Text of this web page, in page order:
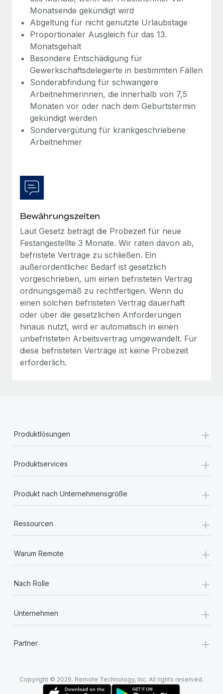
Monatsende gekündigt wird
Abgeltung für nicht genutzte Urlaubstage
Proportionaler Ausgleich für das 13.
Monatsgehalt
Besondere Entschädigung für
Gewerkschaftsdelegierte in bestimmten Fällen
Sonderabfindung für schwangere
Arbeitnehmerinnen, die innerhalb von 7,5
Monaten vor oder nach dem Geburtstermin
gekündigt werden
Sondervergütung für krankgeschriebene
Arbeitnehmer
Bewährungszeiten
Laut Gesetz beträgt die Probezeit für neue
Festangestellte 3 Monate. Wir raten davon ab,
befristete Verträge zu schließen. Ein
außerordentlicher Bedarf ist gesetzlich
vorgeschrieben, um einen befristeten Vertrag
ordnungsgemäß zu rechtfertigen. Wenn du
einen solchen befristeten Vertrag dauerhaft
oder über die gesetzlichen Anforderungen
hinaus nutzt, wird er automatisch in einen
unbefristeten Arbeitsvertrag umgewandelt. Für
diese befristeten Verträge ist keine Probezeit
erforderlich.
Produktlösungen +
Produktservices +
Produkt nach Unternehmensgröße +
Ressourcen +
Warum Remote +
Nach Rolle +
Unternehmen +
Partner +
Copyright © 2026. Remote Technology, Inc. All rights reserved.